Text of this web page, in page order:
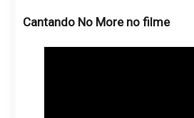
Cantando No More no filme